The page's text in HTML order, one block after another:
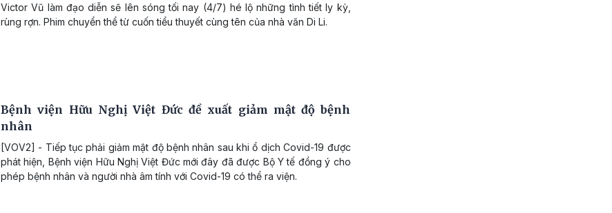
Victor Vũ làm đạo diễn sẽ lên sóng tối nay (4/7) hé lộ những tình tiết ly kỳ,
rùng rợn. Phim chuyển thể từ cuốn tiểu thuyết cùng tên của nhà văn Di Li.
Bệnh viện Hữu Nghị Việt Đức đề xuất giảm mật độ bệnh
nhân
[VOV2] - Tiếp tục phải giảm mật độ bệnh nhân sau khi ổ dịch Covid-19 được
phát hiện, Bệnh viện Hữu Nghị Việt Đức mới đây đã được Bộ Y tế đồng ý cho
phép bệnh nhân và người nhà âm tính với Covid-19 có thể ra viện.